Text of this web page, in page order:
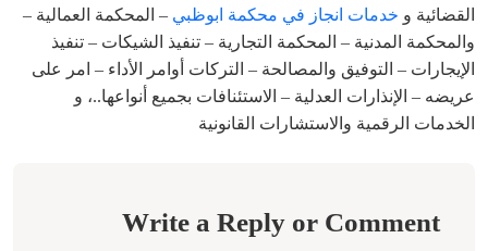
القضائية و خدمات انجاز في محكمة ابوظبي – المحكمة العمالية –
والمحكمة المدنية – المحكمة التجارية – تنفيذ الشيكات – تنفيذ
الإيجارات – التوفيق والمصالحة – التركات أوامر الأداء – امر على
عريضه – الإنذارات العدلية – الاستئنافات بجميع أنواعها..، و
الخدمات الرقمية والاستشارات القانونية
Write a Reply or Comment